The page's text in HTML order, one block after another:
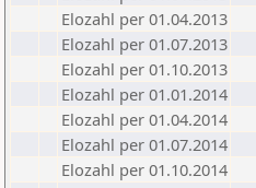
Elozahl per 01.04.2013
Elozahl per 01.07.2013
Elozahl per 01.10.2013
Elozahl per 01.01.2014
Elozahl per 01.04.2014
Elozahl per 01.07.2014
Elozahl per 01.10.2014